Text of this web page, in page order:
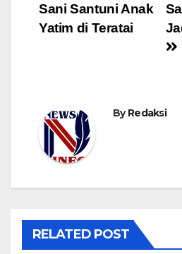
Sani Santuni Anak
Yatim di Teratai
ByRedaksi
RELATED POST